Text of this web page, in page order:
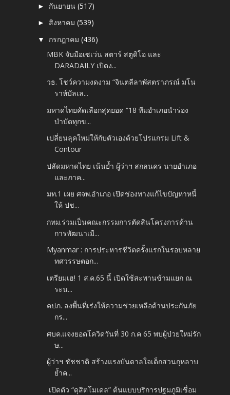
► กันยายน(517)
► สิงหาคม(539)
▼ กรกฎาคม(436)
MBK จับมือเซเว่น สตาร์ สตูดิโอ และ
DARADAILY เปิดง...
วธ. โชว์ความงดงาม “จินตลีลาพัสตราภรณ์ มโน
ราห์บัลเล...
มหาดไทยคัดเลือกสุดยอด “18 ทีมอำเภอนำร่อง
บำบัดทุกข...
เปลี่ยนลุคใหม่ให้กับตัวเองด้วยโปรแกรม Lift &
Contour
ปลัดมหาดไทย เน้นย้ำ ผู้ว่าฯ สกลนคร นายอำเภอ
และภาค...
มท.1 เผย ศจพ.อำเภอ เปิดช่องทางแก้ไขปัญหาหนี้
ให้ ปช...
กทม.ร่วมเป็นคณะกรรมการตัดสินโครงการด้าน
การพัฒนาเมื...
Myanmar : การประหารชีวิตครั้งแรกในรอบหลาย
ทศวรรษตอก...
เตรียมเฮ! 1 ส.ค.65 นี้ เปิดใช้สะพานข้ามแยก ณ
ระน...
คปภ. ลงพื้นที่เร่งให้ความช่วยเหลือด้านประกันภัย
กร...
ศบค.แจงยอดโควิดวันที่ 30 ก.ค 65 พบผู้ป่วยใหม่รัก
ษ...
ผู้ว่าฯ ชัชชาติ สร้างแรงบันดาลใจเด็กสวนกุหลาบ
ย้ำค...
เปิดตัว “ดุสิตโมเดล” ต้นแบบบริการปฐมภูมิเชื่อม